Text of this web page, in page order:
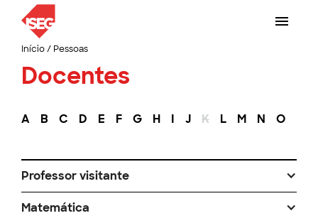
Início/ Pessoas
Docentes
A B C D E F G H I J K L M N O
Professor visitante
Matemática